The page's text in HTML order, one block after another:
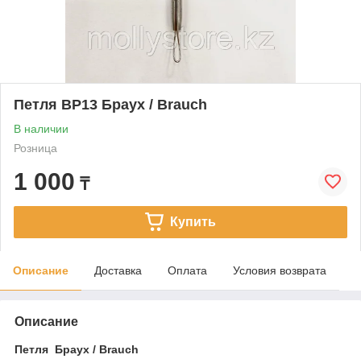
Петля BP13 Браух / Brauch
В наличии
Розница
1 000 ₸
Купить
Описание Доставка Оплата Условия возврата
Описание
Петля Браух / Brauch